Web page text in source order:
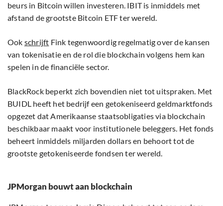
beurs in Bitcoin willen investeren. IBIT is inmiddels met
afstand de grootste Bitcoin ETF ter wereld.
Ook schrijft Fink tegenwoordig regelmatig over de kansen
van tokenisatie en de rol die blockchain volgens hem kan
spelen in de financiële sector.
BlackRock beperkt zich bovendien niet tot uitspraken. Met
BUIDL heeft het bedrijf een getokeniseerd geldmarktfonds
opgezet dat Amerikaanse staatsobligaties via blockchain
beschikbaar maakt voor institutionele beleggers. Het fonds
beheert inmiddels miljarden dollars en behoort tot de
grootste getokeniseerde fondsen ter wereld.
JPMorgan bouwt aan blockchain